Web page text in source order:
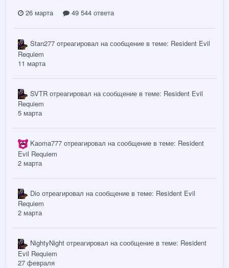
26 марта
49 544 ответа
Stan277 отреагировал на сообщение в теме: Resident Evil
Requiem
11 марта
SVTR отреагировал на сообщение в теме: Resident Evil
Requiem
5 марта
Kaoma777 отреагировал на сообщение в теме: Resident
Evil Requiem
2 марта
Dio отреагировал на сообщение в теме: Resident Evil
Requiem
2 марта
NightyNight отреагировал на сообщение в теме: Resident
Evil Requiem
27 февраля